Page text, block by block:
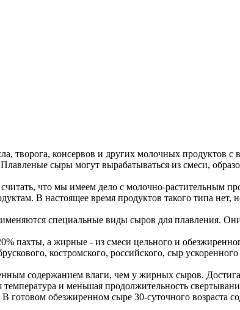
творога, консервов и других молочных продуктов
сыры могут вырабатываться из смеси,
что мы имеем дело с молочно-растительным
В настоящее время продуктов такого типа нет,
специальные виды сыров для плавления.
пахты, а жирные - из смеси цельного и
костромского, российского, сыр ускоренного
содержанием влаги, чем у жирных сыров.
и меньшая продолжительность
обезжиренном сыре 30-суточного возраста